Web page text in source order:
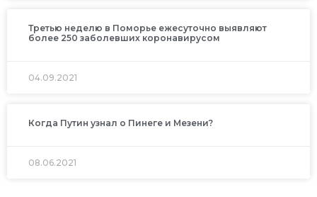
Третью неделю в Поморье ежесуточно выявляют
более 250 заболевших коронавирусом
04.09.2021
Когда Путин узнал о Пинеге и Мезени?
08.06.2021